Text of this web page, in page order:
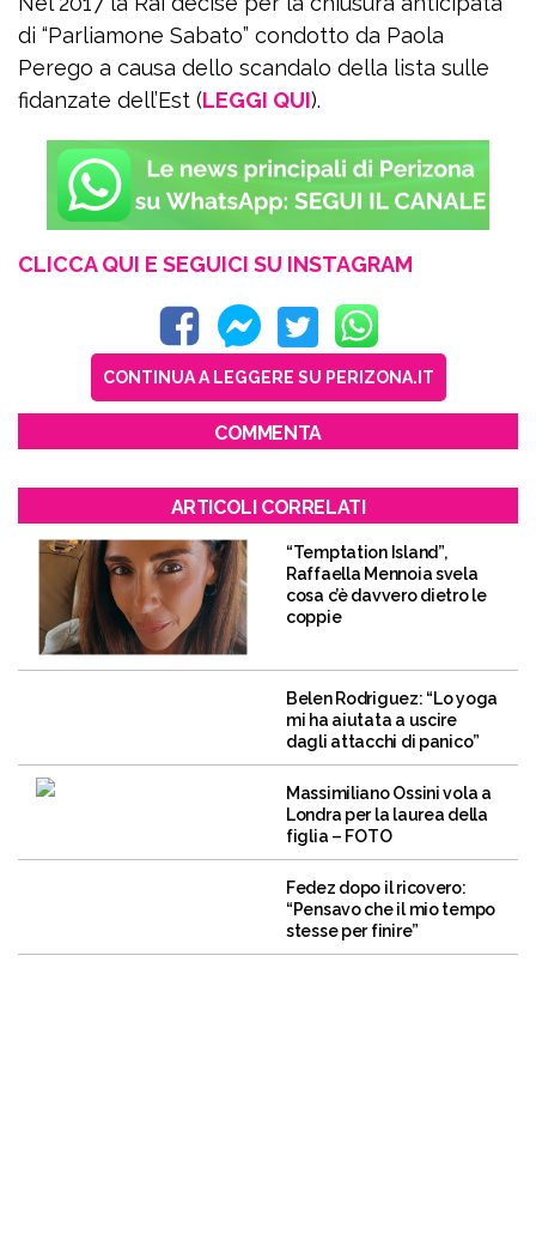
di “Parliamone Sabato” condotto da Paola
Perego a causa dello scandalo della lista sulle
fidanzate dell’Est (LEGGI QUI).
CLICCA QUI E SEGUICI SU INSTAGRAM
CONTINUA A LEGGERE SU PERIZONA.IT
COMMENTA
ARTICOLI CORRELATI
“Temptation Island”,
Raffaella Mennoia svela
cosa c’è davvero dietro le
coppie
Belen Rodriguez: “Lo yoga
mi ha aiutata a uscire
dagli attacchi di panico”
Massimiliano Ossini vola a
Londra per la laurea della
figlia – FOTO
Fedez dopo il ricovero:
“Pensavo che il mio tempo
stesse per finire”